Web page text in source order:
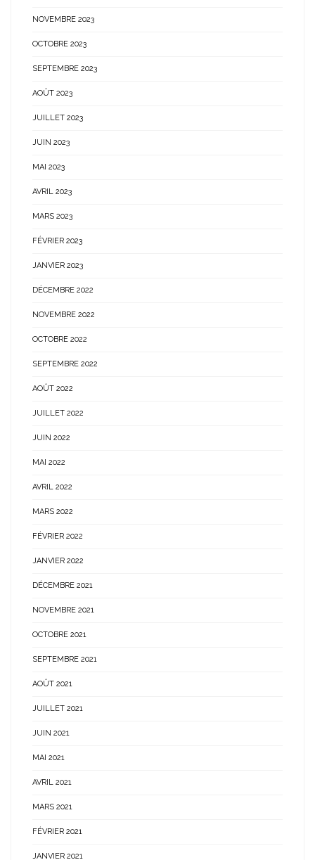
NOVEMBRE 2023
OCTOBRE 2023
SEPTEMBRE 2023
AOÛT 2023
JUILLET 2023
JUIN 2023
MAI 2023
AVRIL 2023
MARS 2023
FÉVRIER 2023
JANVIER 2023
DÉCEMBRE 2022
NOVEMBRE 2022
OCTOBRE 2022
SEPTEMBRE 2022
AOÛT 2022
JUILLET 2022
JUIN 2022
MAI 2022
AVRIL 2022
MARS 2022
FÉVRIER 2022
JANVIER 2022
DÉCEMBRE 2021
NOVEMBRE 2021
OCTOBRE 2021
SEPTEMBRE 2021
AOÛT 2021
JUILLET 2021
JUIN 2021
MAI 2021
AVRIL 2021
MARS 2021
FÉVRIER 2021
JANVIER 2021